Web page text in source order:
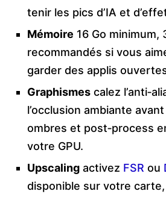
tenir les pics d’IA et
Mémoire 16 Go minimum,
recommandés si vous
garder des applis
Graphismes calez
l’occlusion ambiante
ombres et post‑process
votre GPU.
Upscaling activez FSR ou
disponible sur votre